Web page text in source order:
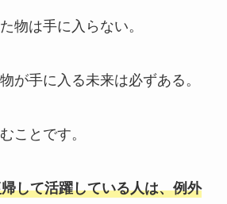
物は手に入らない。
が手に入る未来は必ずある。
ことです。
して活躍している人は、例外